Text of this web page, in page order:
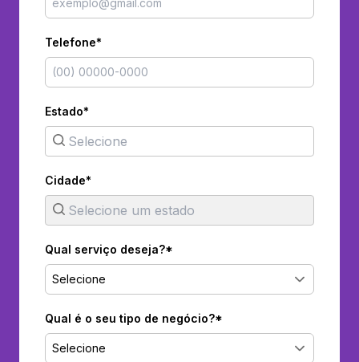
Telefone*
Estado*
Cidade*
Qual serviço deseja?*
Selecione
Qual é o seu tipo de negócio?*
Selecione